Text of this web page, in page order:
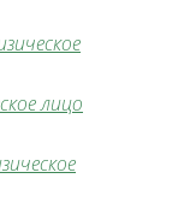
лицо